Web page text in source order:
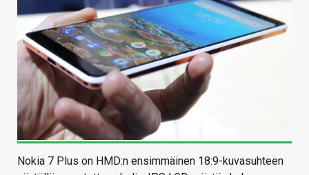
Nokia 7 Plus on HMD:n ensimmäinen 18:9-kuvasuhteen